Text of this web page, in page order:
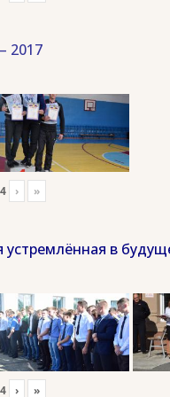
2017
4 › »
в
4 › »